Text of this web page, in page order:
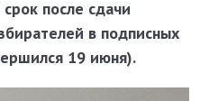
после сдачи
в подписных
19 июня).